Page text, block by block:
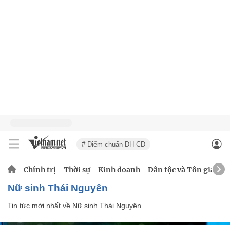
# Điểm chuẩn ĐH-CĐ
Chính trị Thời sự Kinh doanh Dân tộc và Tôn giáo
Nữ sinh Thái Nguyên
Tin tức mới nhất về Nữ sinh Thái Nguyên